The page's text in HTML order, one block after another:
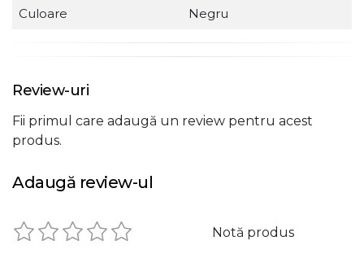
Culoare Negru
Review-uri
Fii primul care adaugă un review pentru acest
produs.
Adaugă review-ul
Notă produs